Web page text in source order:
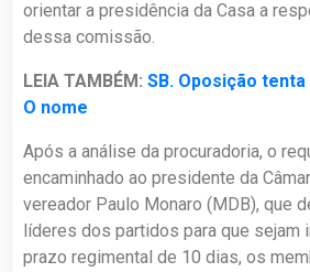
orientar a presidência da Casa a
dessa comissão.
LEIA TAMBÉM:SB. Oposição
O nome
Após a análise da procuradoria, o
encaminhado ao presidente da
vereador Paulo Monaro (MDB), que
líderes dos partidos para que sejam
prazo regimental de 10 dias, os